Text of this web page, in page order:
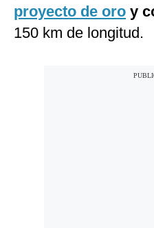
proyecto de oro y
150 km de longitud.